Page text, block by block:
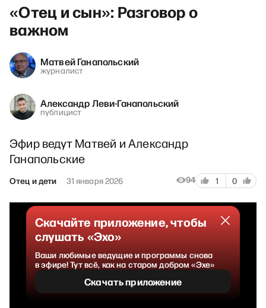
«Отец и сын»: Разговор о
важном
Матвей Ганапольский
журналист
Александр Леви-Ганапольский
публицист
Эфир ведут Матвей и Александр
Ганапольские
Отец и дети 31 января 2026 94 1 0
Скачайте приложение, чтобы
слушать «Эхо»
Ваши любимые ведущие и программы снова
в эфире! Тут всё, как на старом добром «Эхе»
Скачать приложение